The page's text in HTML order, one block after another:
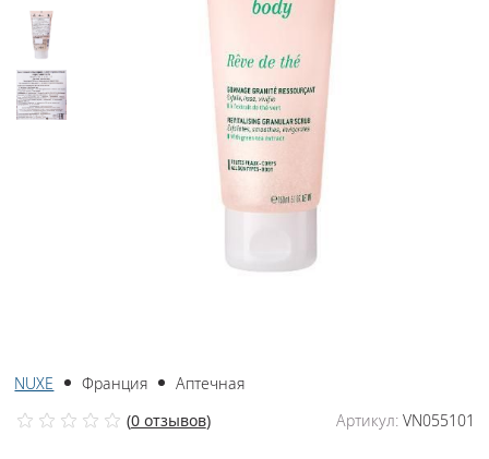
NUXE Франция
Аптечная
Артикул:VN055101
(0 отзывов)